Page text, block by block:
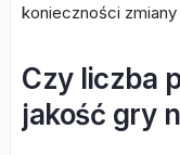
konieczności
Czy liczba
jakość gry